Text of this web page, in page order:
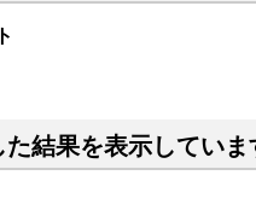
結果を表示していま